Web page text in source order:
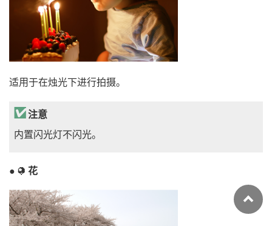
适用于在烛光下进行拍摄。
注意
内置闪光灯不闪光。
j 花